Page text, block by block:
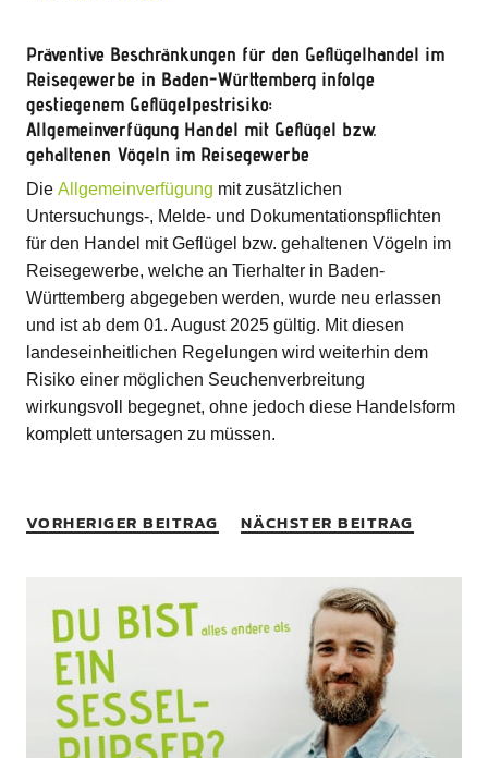
Präventive Beschränkungen für den Geflügelhandel im
Reisegewerbe in Baden-Württemberg infolge
gestiegenem Geflügelpestrisiko:
Allgemeinverfügung Handel mit Geflügel bzw.
gehaltenen Vögeln im Reisegewerbe
Die Allgemeinverfügung mit zusätzlichen
Untersuchungs-, Melde- und Dokumentationspflichten
für den Handel mit Geflügel bzw. gehaltenen Vögeln im
Reisegewerbe, welche an Tierhalter in Baden-
Württemberg abgegeben werden, wurde neu erlassen
und ist ab dem 01. August 2025 gültig. Mit diesen
landeseinheitlichen Regelungen wird weiterhin dem
Risiko einer möglichen Seuchenverbreitung
wirkungsvoll begegnet, ohne jedoch diese Handelsform
komplett untersagen zu müssen.
VORHERIGER BEITRAG NÄCHSTER BEITRAG